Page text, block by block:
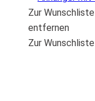
Zur
entfernen
Zur